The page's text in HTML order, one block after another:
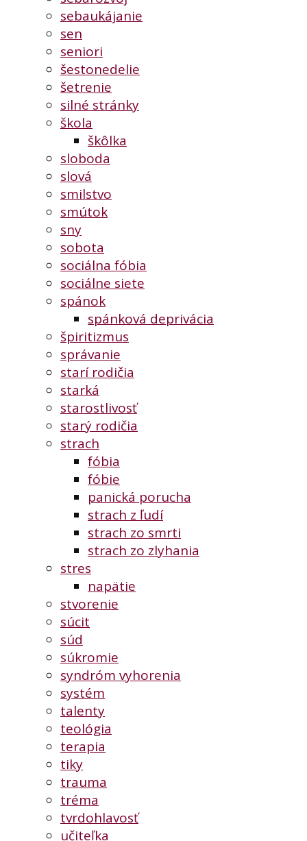
sebaukájanie
sen
seniori
šestonedelie
šetrenie
silné stránky
škola
škôlka
sloboda
slová
smilstvo
smútok
sny
sobota
sociálna fóbia
sociálne siete
spánok
spánková deprivácia
špiritizmus
správanie
starí rodičia
starká
starostlivosť
starý rodičia
strach
fóbia
fóbie
panická porucha
strach z ľudí
strach zo smrti
strach zo zlyhania
stres
napätie
stvorenie
súcit
súd
súkromie
syndróm vyhorenia
systém
talenty
teológia
terapia
tiky
trauma
tréma
tvrdohlavosť
učiteľka